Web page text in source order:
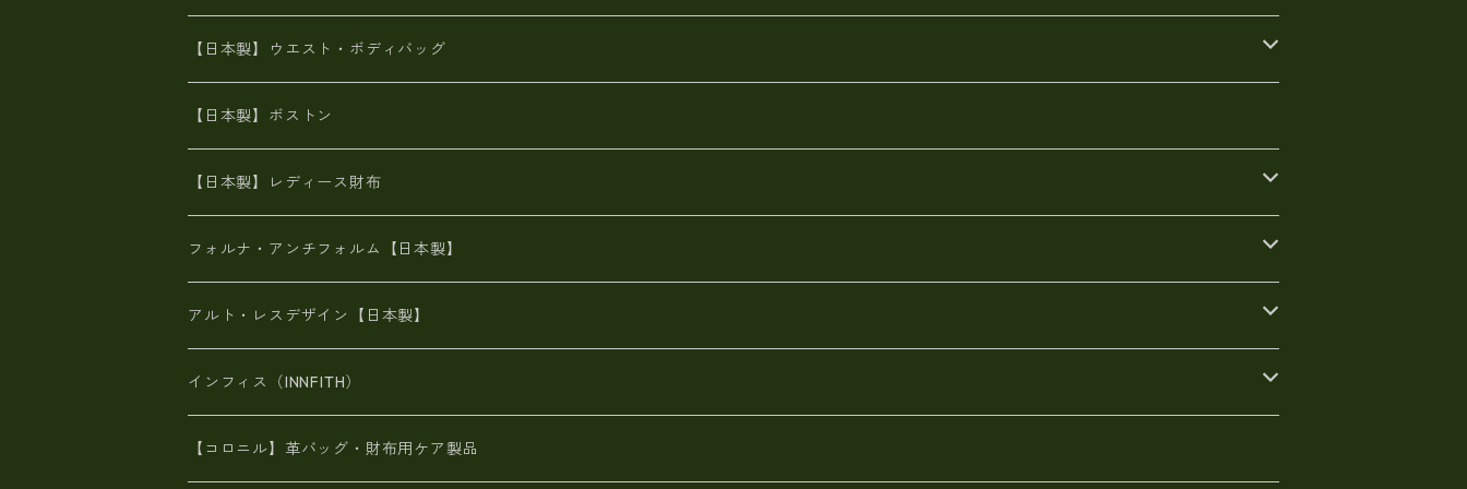
豊岡製
Ａ3サイズ
オイルレザー
エナメル
がま口
リネン
メタリック
スエード
6号蝋引き帆布
火山灰染めバッグ
8号帆布
財布ポシェット
牛革
メタリック
オイルレザー
６号蝋引き帆布
豊岡製品
エナメルクロコ
がま口
斜め掛け
帆布
豊岡
豊岡製
牛革
日本製
【日本製】ウエスト・ボディバッグ
帆布
【日本製】ボストン
【日本製】レディース財布
二つ折り財布
がま口財布
スペインレザー
長財布
スペインレザー
佐賀牛革
L字ファスナー財布
スペインレザー
ポーチ
フォルナ・アンチフォルム【日本製】
BAG
財布・小物
アルト・レスデザイン【日本製】
BAG
財布・小物
インフィス（INNFITH）
BAG
【コロニル】革バッグ・財布用ケア製品